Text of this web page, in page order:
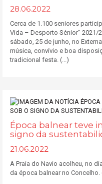
28.06.2022
Cerca de 1.100 seniores
Vida – Desporto Sénior” 2021/
sábado, 25 de junho, no
música, convívio e boa
tradicional festa. (...)
Época balnear teve
signo da
21.06.2022
A Praia do Navio acolheu, no
da época balnear no Concelho.